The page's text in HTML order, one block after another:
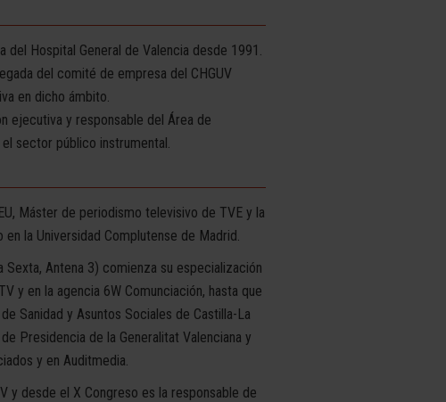
Hospital General de Valencia desde 1991.
del comité de empresa del CHGUV
en dicho ámbito.
ejecutiva y responsable del Área de
sector público instrumental.
Máster de periodismo televisivo de TVE y la
la Universidad Complutense de Madrid.
Antena 3) comienza su especialización
y en la agencia 6W Comunciación, hasta que
Sanidad y Asuntos Sociales de Castilla-La
Presidencia de la Generalitat Valenciana y
y en Auditmedia.
y desde el X Congreso es la responsable de